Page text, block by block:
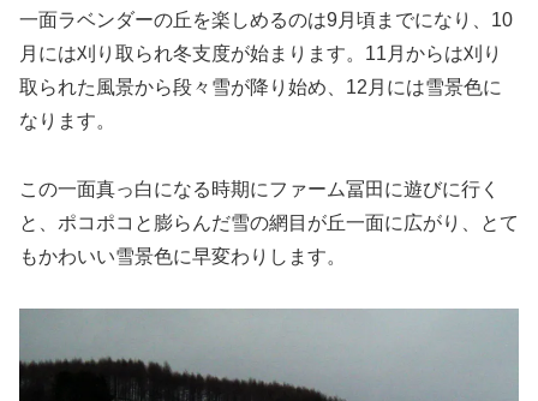
一面ラベンダーの丘を楽しめるのは9月頃までになり、10
月には刈り取られ冬支度が始まります。11月からは刈り
取られた風景から段々雪が降り始め、12月には雪景色に
なります。
この一面真っ白になる時期にファーム冨田に遊びに行く
と、ポコポコと膨らんだ雪の網目が丘一面に広がり、とて
もかわいい雪景色に早変わりします。